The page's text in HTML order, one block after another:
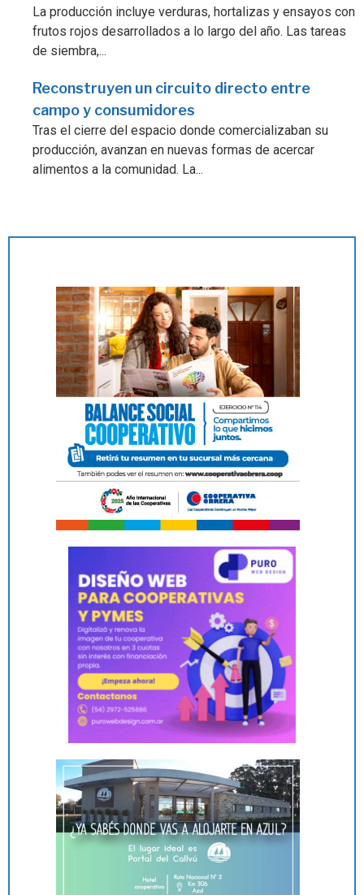
La producción incluye verduras, hortalizas y ensayos con
frutos rojos desarrollados a lo largo del año. Las tareas
de siembra,...
Reconstruyen un circuito directo entre
campo y consumidores
Tras el cierre del espacio donde comercializaban su
producción, avanzan en nuevas formas de acercar
alimentos a la comunidad. La...